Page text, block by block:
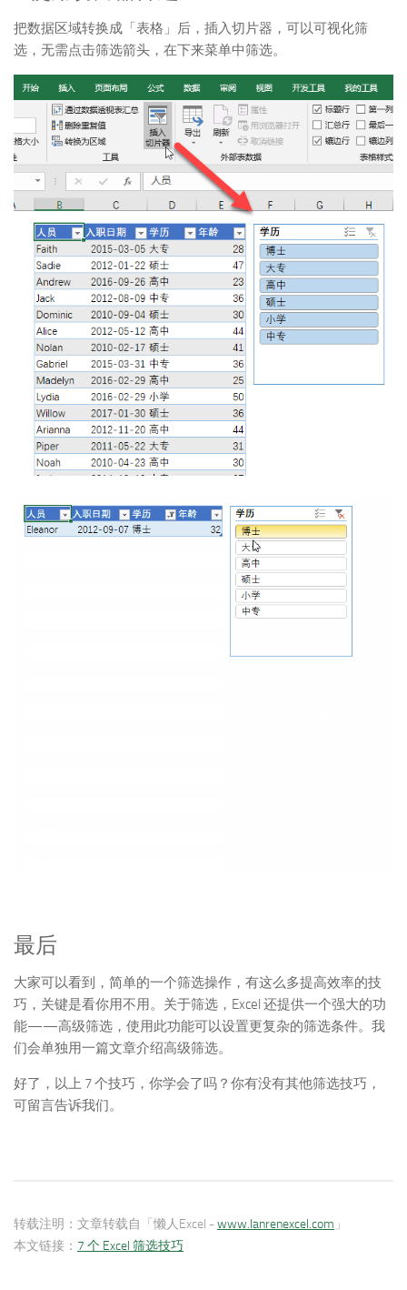
把数据区域转换成「表格」后，插入切片器，可以可视化筛
选，无需点击筛选箭头，在下来菜单中筛选。
最后
大家可以看到，简单的一个筛选操作，有这么多提高效率的技
巧，关键是看你用不用。关于筛选，Excel 还提供一个强大的功
能——高级筛选，使用此功能可以设置更复杂的筛选条件。我
们会单独用一篇文章介绍高级筛选。
好了，以上 7 个技巧，你学会了吗？你有没有其他筛选技巧，
可留言告诉我们。
转载注明： 文章转载自「懒人Excel -www.lanrenexcel.com 」
本文链接： 7 个 Excel 筛选技巧